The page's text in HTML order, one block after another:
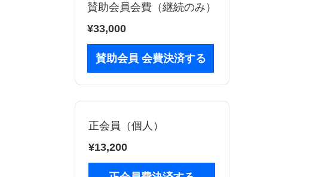
賛助会員会費（継続のみ）
¥33,000
賛助会員 会費決済する
正会員（個人）
¥13,200